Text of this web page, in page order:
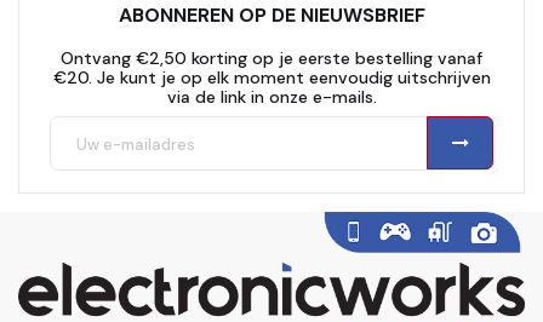
ABONNEREN OP DE NIEUWSBRIEF
Ontvang €2,50 korting op je eerste bestelling vanaf
€20. Je kunt je op elk moment eenvoudig uitschrijven
via de link in onze e-mails.